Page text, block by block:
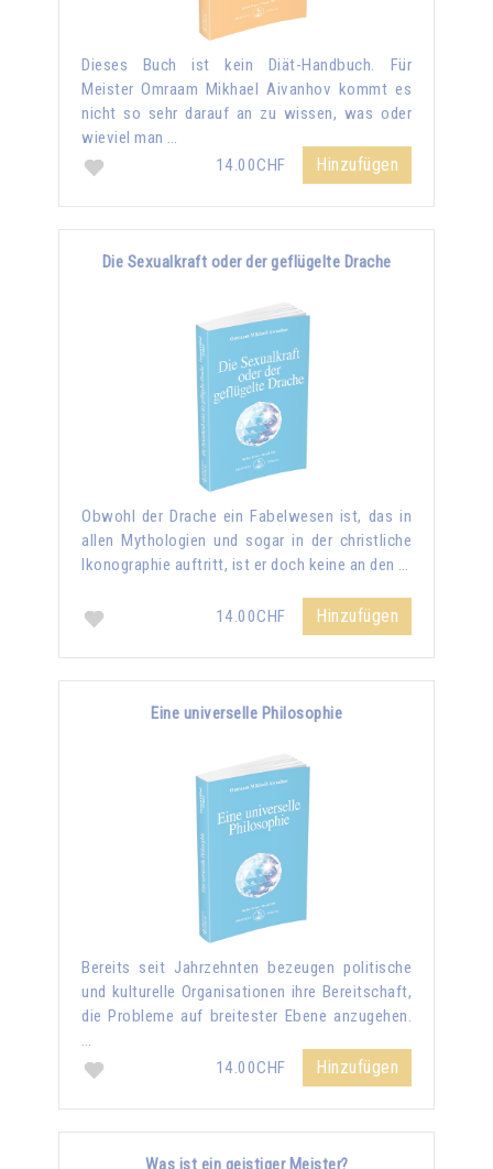
Dieses Buch ist kein Diät-Handbuch. Für
Meister Omraam Mikhael Aivanhov kommt es
nicht so sehr darauf an zu wissen, was oder
wieviel man …
14.00CHF
Hinzufügen
Die Sexualkraft oder der geflügelte Drache
Obwohl der Drache ein Fabelwesen ist, das in
allen Mythologien und sogar in der christliche
Ikonographie auftritt, ist er doch keine an den …
14.00CHF Hinzufügen
Eine universelle Philosophie
Bereits seit Jahrzehnten bezeugen politische
und kulturelle Organisationen ihre Bereitschaft,
die Probleme auf breitester Ebene anzugehen.
…
14.00CHF
Hinzufügen
Was ist ein geistiger Meister?